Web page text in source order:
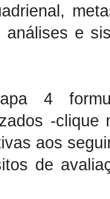
análises e
4
-
aos
de